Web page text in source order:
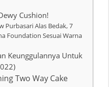
Cushion!
Purbasari Alas Bedak, 7
Foundation Sesuai Warna
Keunggulannya Untuk
Two Way Cake